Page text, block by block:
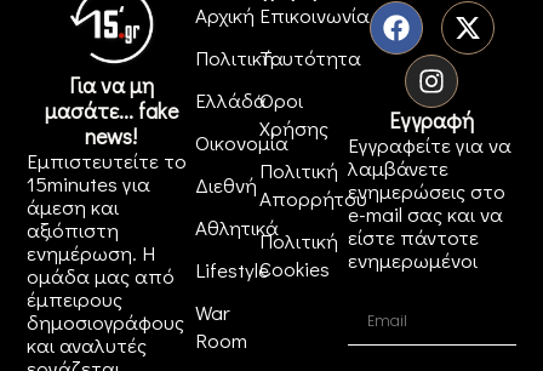
Για να μη
μασάτε... fake
news!
Εμπιστευτείτε το
15minutes για
άμεση και
αξιόπιστη
ενημέρωση. Η
ομάδα μας από
έμπειρους
δημοσιογράφους
και αναλυτές
Αρχική
Πολιτική
Ελλάδα
Οικονομία
Διεθνή
Αθλητικά
Lifestyle
War
Room
Επικοινωνία
Ταυτότητα
Όροι
Χρήσης
Πολιτική
Απορρήτου
Πολιτική
Cookies
Εγγραφή
Εγγραφείτε για να
λαμβάνετε
ενημερώσεις στο
e-mail σας και να
είστε πάντοτε
ενημερωμένοι